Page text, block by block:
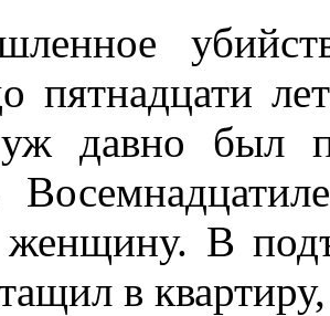
пятнадцати
давно был
В
в